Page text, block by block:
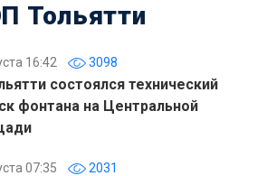
Тольятти
16:42 3098
состоялся технический
фонтана на Центральной
07:35 2031